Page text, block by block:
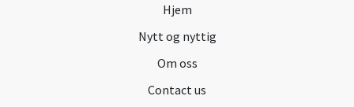
Hjem
Nytt og nyttig
Om oss
Contact us